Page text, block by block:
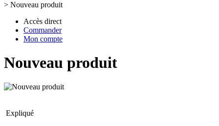
> Nouveau produit
Accès direct
Commander
Mon compte
Nouveau produit
Expliqué